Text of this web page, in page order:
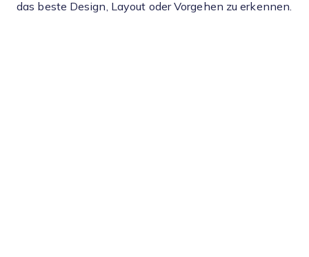
das beste Design, Layout oder Vorgehen zu erkennen.